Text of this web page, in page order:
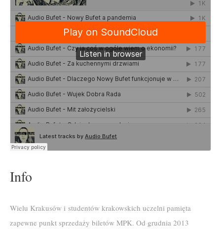
Info
Wielu Krakusów i studentów krakowskich uczelni pamięta
zapewne punkt sprzedaży biletów MPK. Od grudnia 2013